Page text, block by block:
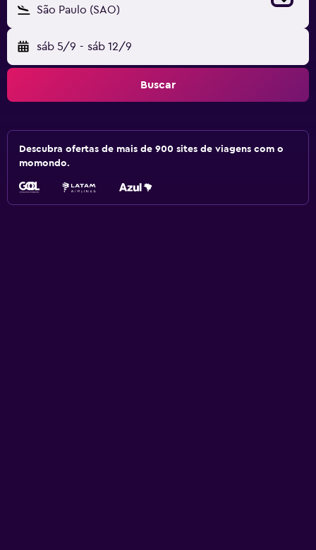
São Paulo (SAO)
sáb 5/9 - sáb 12/9
Buscar
Descubra ofertas de mais de 900 sites de viagens com o
momondo.